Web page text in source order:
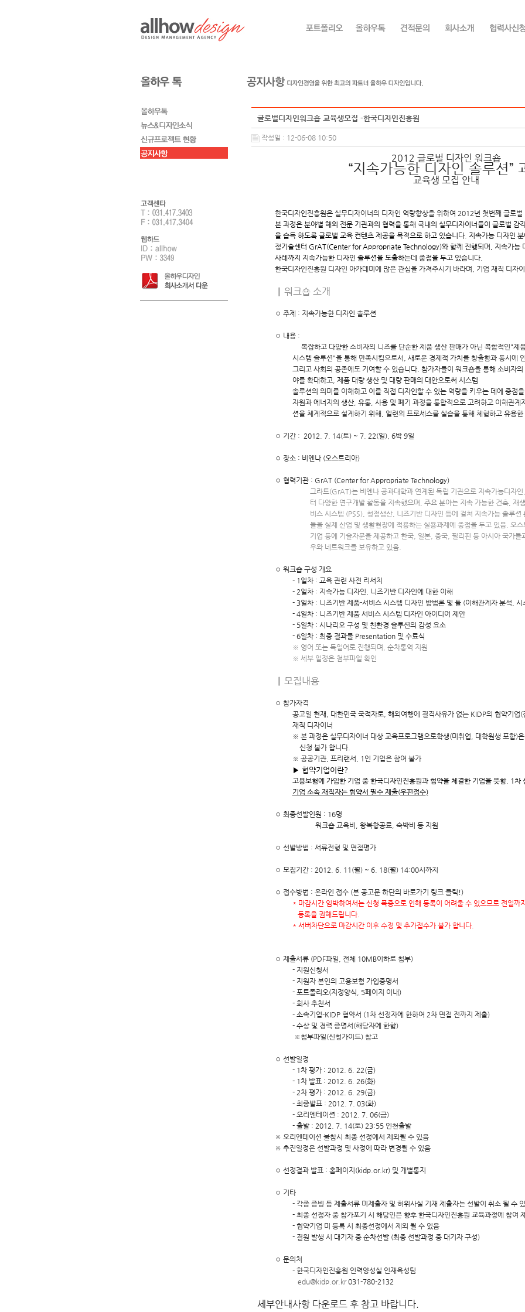
글로벌디자인워크숍 교육생모집 -한국디자인진흥원
작성일 : 12-06-08 10:50
2012 글로벌 디자인 워크숍
“지속가능한 디자인 솔루션”
교육생 모집 안내
한국디자인진흥원은 실무디자이너의 디자인 역량향상을 위하여 2012년 첫번째 글로
본 과정은 분야별 해외 전문 기관과의 협력을 통해 국내의 실무디자이너들이 글로벌 감
을 습득 하도록 글로벌 교육 컨텐츠 제공을 목적으로 하고 있습니다. 지속가능 디자인
정기술센터 GrAT(Center for Appropriate Technology)와 함께 진행되며, 지속가능
사례까지 지속가능한 디자인 솔루션을 도출하는데 중점을 두고 있습니다.
한국디자인진흥원 디자인 아카데미에 많은 관심을 가져주시기 바라며, 기업 재직 디자
▏워크숍 소개
◦ 주제 : 지속가능한 디자인 솔루션
◦ 내용 :
복잡하고 다양한 소비자의 니즈를 단순한 제품 생산 판매가 아닌 복합적인"제
시스템 솔루션"을 통해 만족시킴으로서, 새로운 경제적 가치를 창출함과 동시에
그리고 사회의 공존에도 기여할 수 있습니다. 참가자들이 워크숍을 통해 소비자
야를 확대하고, 제품 대량 생산 및 대량 판매의 대안으로써 시스템
솔루션의 의미를 이해하고 이를 직접 디자인할 수 있는 역량을 키우는 데에 중점
자원과 에너지의 생산, 유통, 사용 및 폐기 과정을 통합적으로 고려하고 이해관계
션을 체계적으로 설계하기 위해, 일련의 프로세스를 실습을 통해 체험하고 유용
◦ 기간 : 2012. 7. 14(토) ~ 7. 22(일), 6박 9일
◦ 장소 : 비엔나 (오스트리아)
◦ 협력기관 : GrAT (Center for Appropriate Technology)
그라트(GrAT)는 비엔나 공과대학과 연계된 독립 기관으로 지속가능디자
터 다양한 연구개발 활동을 지속했으며, 주요 분야는 지속 가능한 건축, 재
비스 시스템 (PSS), 청정생산, 니즈기반 디자인 등에 걸쳐 지속가능 솔루
들을 실제 산업 및 생활현장에 적용하는 실용과제에 중점을 두고 있음. 오
기업 등에 기술자문을 제공하고 한국, 일본, 중국, 필리핀 등 아시아 국가
우와 네트워크를 보유하고 있음.
◦ 워크숍 구성 개요
- 1일차 : 교육 관련 사전 리서치
- 2일차 : 지속가능 디자인, 니즈기반 디자인에 대한 이해
- 3일차 : 니즈기반 제품-서비스 시스템 디자인 방법론 및 툴 (이해관계자 분석, 시
- 4일차 : 니즈기반 제품 서비스 시스템 디자인 아이디어 제안
- 5일차 : 시나리오 구성 및 친환경 솔루션의 감성 요소
- 6일차 : 최종 결과물 Presentation 및 수료식
※ 영어 또는 독일어로 진행되며, 순차통역 지원
※ 세부 일정은 첨부파일 확인
▏모집내용
◦ 참가자격
공고일 현재, 대한민국 국적자로, 해외여행에 결격사유가 없는 KIDP의 협약기업(
재직 디자이너
※ 본 과정은 실무디자이너 대상 교육프로그램으로학생(미취업, 대학원생 포함)은
신청 불가 합니다.
※ 공공기관, 프리랜서, 1인 기업은 참여 불가
▶ 협약기업이란?
고용보험에 가입한 기업 중 한국디자인진흥원과 협약을 체결한 기업을 뜻함. 1
기업 소속 재직자는 협약서 필수 제출(우편접수)
◦ 최종선발인원 : 16명
워크숍 교육비, 왕복항공료, 숙박비 등 지원
◦ 선발방법 : 서류전형 및 면접평가
◦ 모집기간 : 2012. 6. 11(월) ~ 6. 18(월) 14:00시까지
◦ 접수방법 : 온라인 접수 (본 공고문 하단의 바로가기 링크 클릭!)
* 마감시간 임박하여서는 신청 폭증으로 인해 등록이 어려울 수 있으므로 전일까
등록을 권해드립니다.
* 서버차단으로 마감시간 이후 수정 및 추가접수가 불가 합니다.
◦ 제출서류 (PDF파일, 전체 10MB이하로 첨부)
- 지원신청서
- 지원자 본인의 고용보험 가입증명서
- 포트폴리오(지정양식, 5페이지 이내)
- 회사 추천서
- 소속기업-KIDP 협약서 (1차 선정자에 한하여 2차 면접 전까지 제출)
- 수상 및 경력 증명서(해당자에 한함)
※첨부파일(신청가이드) 참고
◦ 선발일정
- 1차 평가 : 2012. 6. 22(금)
- 1차 발표 : 2012. 6. 26(화)
- 2차 평가 : 2012. 6. 29(금)
- 최종발표 : 2012. 7. 03(화)
- 오리엔테이션 : 2012. 7. 06(금)
- 출발 : 2012. 7. 14(토) 23:55 인천출발
※ 오리엔테이션 불참시 최종 선정에서 제외될 수 있음
※ 추진일정은 선발과정 및 사정에 따라 변경될 수 있음
◦ 선정결과 발표 : 홈페이지(kidp.or.kr) 및 개별통지
◦ 기타
- 각종 증빙 등 제출서류 미제출자 및 허위사실 기재 제출자는 선발이 취소 될 수
- 최종 선정자 중 참가포기 시 해당인은 향후 한국디자인진흥원 교육과정에 참여
- 협약기업 미 등록 시 최종선정에서 제외 될 수 있음
- 결원 발생 시 대기자 중 순차선발 (최종 선발과정 중 대기자 구성)
◦ 문의처
- 한국디자인진흥원 인력양성실 인재육성팀
edu@kidp.or.kr031-780-2132
세부안내사항 다운로드 후 참고 바랍니다.